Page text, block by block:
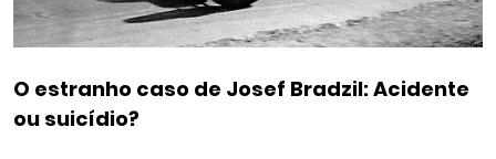
O estranho caso de Josef Bradzil: Acidente
ou suicídio?